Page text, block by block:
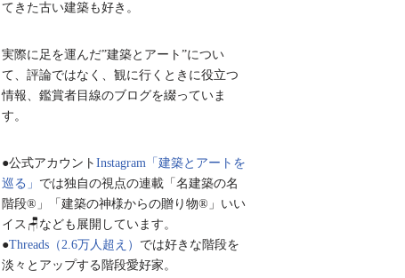
てきた古い建築も好き。
実際に足を運んだ”建築とアート”につい
て、評論ではなく、観に行くときに役立つ
情報、鑑賞者目線のブログを綴っていま
す。
●公式アカウント Instagram「建築とアートを
巡る」 では独自の視点の連載「名建築の名
階段®︎」「建築の神様からの贈り物®︎」いい
イス🪑なども展開しています。
●Threads（2.6万人超え） では好きな階段を
淡々とアップする階段愛好家。